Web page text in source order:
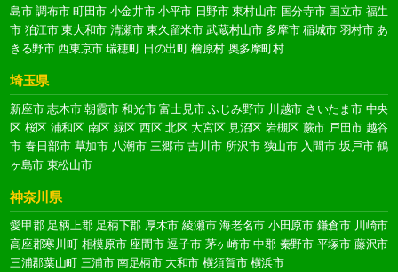
島市 調布市 町田市 小金井市 小平市 日野市 東村山市 国分寺市 国立市 福生
市 狛江市 東大和市 清瀬市 東久留米市 武蔵村山市 多摩市 稲城市 羽村市 あ
きる野市 西東京市 瑞穂町 日の出町 檜原村 奥多摩町村
埼玉県
新座市 志木市 朝霞市 和光市 富士見市 ふじみ野市 川越市 さいたま市 中央
区 桜区 浦和区 南区 緑区 西区 北区 大宮区 見沼区 岩槻区 蕨市 戸田市 越谷
市 春日部市 草加市 八潮市 三郷市 吉川市 所沢市 狭山市 入間市 坂戸市 鶴
ヶ島市 東松山市
神奈川県
愛甲郡 足柄上郡 足柄下郡 厚木市 綾瀬市 海老名市 小田原市 鎌倉市 川崎市
高座郡寒川町 相模原市 座間市 逗子市 茅ヶ崎市 中郡 秦野市 平塚市 藤沢市
三浦郡葉山町 三浦市 南足柄市 大和市 横須賀市 横浜市